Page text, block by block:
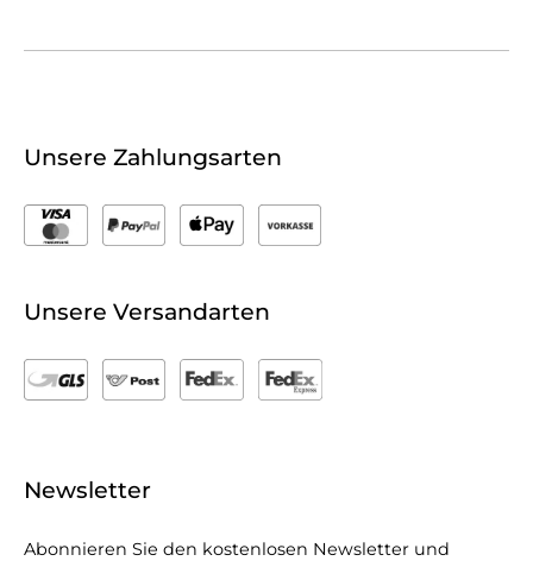
Unsere Zahlungsarten
Unsere Versandarten
Newsletter
Abonnieren Sie den kostenlosen Newsletter und